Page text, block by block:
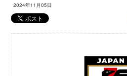
2024年11月05日